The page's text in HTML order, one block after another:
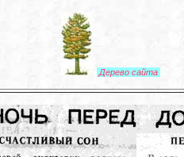
Дерево сайта